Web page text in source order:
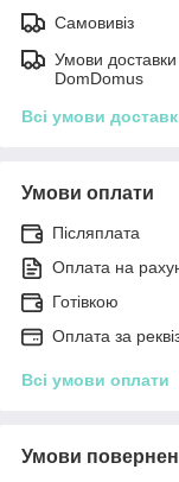
Самовивіз
Умови доставки
DomDomus
Всі умови
Умови оплати
Післяплата
Оплата на
Готівкою
Оплата за
Всі умови оплати
Умови